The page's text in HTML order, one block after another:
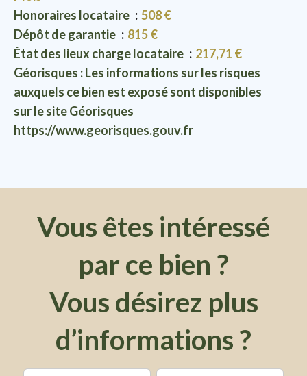
Honoraires locataire
508 €
Dépôt de garantie
815 €
État des lieux charge locataire
217,71 €
Géorisques : Les informations sur les risques
auxquels ce bien est exposé sont disponibles
sur le site Géorisques
https://www.georisques.gouv.fr
Vous êtes intéressé
par ce bien ?
Vous désirez plus
d’informations ?